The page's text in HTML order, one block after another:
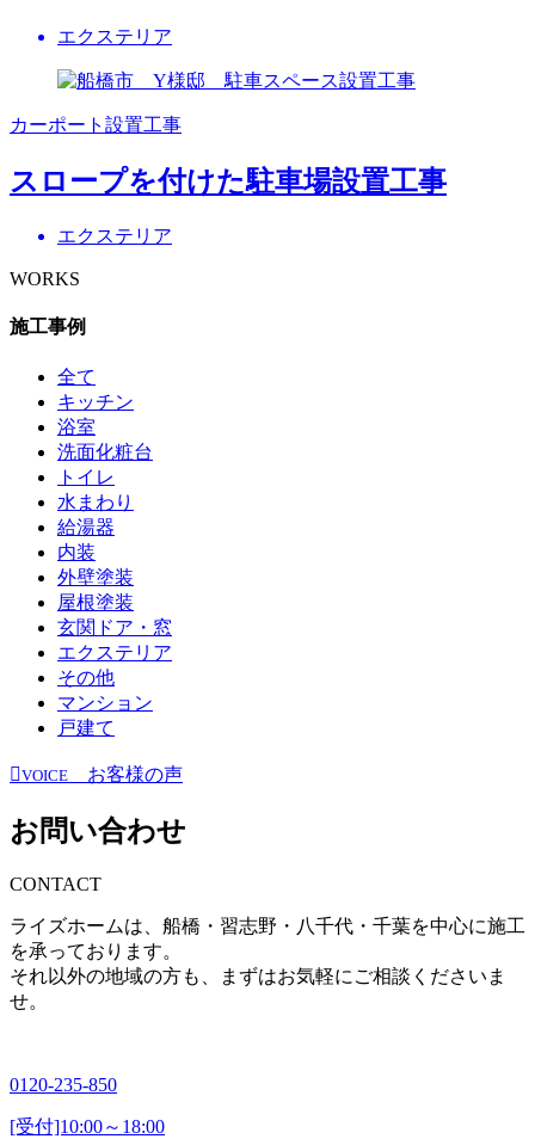
エクステリア
カーポート設置工事
スロープを付けた駐車場設置工事
エクステリア
WORKS
施工事例
全て
キッチン
浴室
洗面化粧台
トイレ
水まわり
給湯器
内装
外壁塗装
屋根塗装
玄関ドア・窓
エクステリア
その他
マンション
戸建て
VOICE お客様の声
お問い合わせ
CONTACT
ライズホームは、船橋・習志野・八千代・千葉を中心に施工
を承っております。
それ以外の地域の方も、まずはお気軽にご相談くださいま
せ。
0120-235-850
[受付]10:00～18:00